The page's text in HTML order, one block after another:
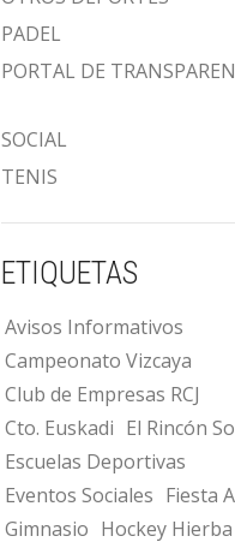
PADEL
PORTAL DE
SOCIAL
TENIS
ETIQUETAS
Avisos Informativos
Campeonato Vizcaya
Club de Empresas RCJ
Cto. Euskadi El Rincón
Escuelas Deportivas
Eventos Sociales Fiesta
Gimnasio Hockey Hierba